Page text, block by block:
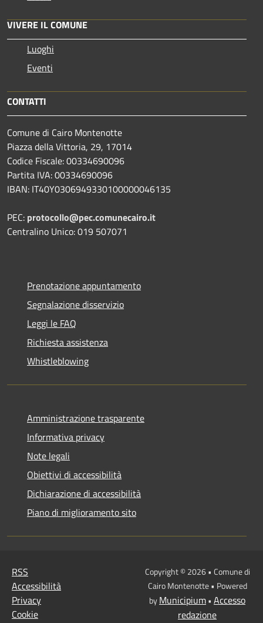
VIVERE IL COMUNE
Luoghi
Eventi
CONTATTI
Comune di Cairo Montenotte
Piazza della Vittoria, 29, 17014
Codice Fiscale: 00334690096
Partita IVA: 00334690096
IBAN: IT40Y0306949330100000046135
PEC: protocollo@pec.comunecairo.it
Centralino Unico: 019 507071
Prenotazione appuntamento
Segnalazione disservizio
Leggi le FAQ
Richiesta assistenza
Whistleblowing
Amministrazione trasparente
Informativa privacy
Note legali
Obiettivi di accessibilità
Dichiarazione di accessibilità
Piano di miglioramento sito
RSS
Accessibilità
Privacy
Cookie
Copyright © 2026 • Comune di
Cairo Montenotte • Powered
byMunicipium• Accesso
redazione